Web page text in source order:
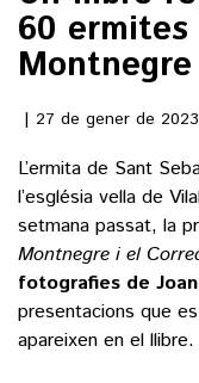
60
27 de gener de 2023
L’ermita de Sant
l’església vella de
setmana passat, la
Montnegre i el
fotografies de
presentacions que
apareixen en el llibre.